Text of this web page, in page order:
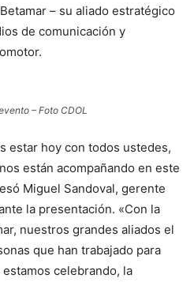
– su aliado estratégico
de comunicación y
– Foto CDOL
estar hoy con todos ustedes,
están acompañando en este
Miguel Sandoval, gerente
la presentación. «Con la
nuestros grandes aliados el
que han trabajado para
celebrando, la